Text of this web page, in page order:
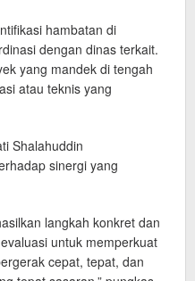
hambatan di
dengan dinas terkait.
yang mandek di tengah
atau teknis yang
Shalahuddin
sinergi yang
langkah konkret dan
untuk memperkuat
cepat, tepat, dan